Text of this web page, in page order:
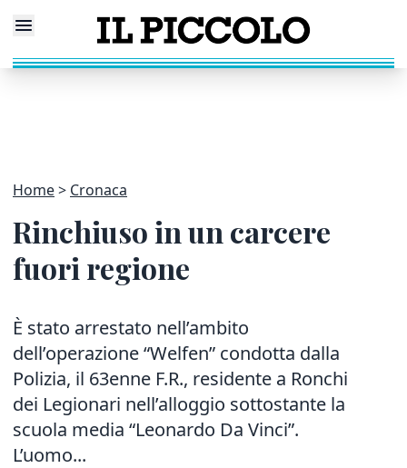
Home Cronaca
Rinchiuso in un carcere
fuori regione
È stato arrestato nell’ambito
dell’operazione “Welfen” condotta dalla
Polizia, il 63enne F.R., residente a Ronchi
dei Legionari nell’alloggio sottostante la
scuola media “Leonardo Da Vinci”.
L’uomo...